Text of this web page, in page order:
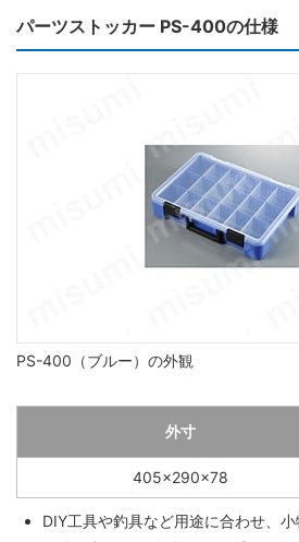
パーツストッカー PS-400の仕様
PS-400（ブルー）の外観
外寸
405×290×78
DIY工具や釣具など用途に合わせ、